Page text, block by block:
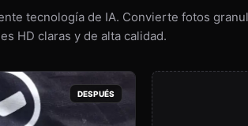
tecnología de IA. Convierte fotos
HD claras y de alta calidad.
DESPUÉS